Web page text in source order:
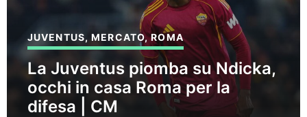
JUVENTUS,MERCATO,ROMA
La Juventus piomba su Ndicka,
occhi in casa Roma per la
difesa | CM